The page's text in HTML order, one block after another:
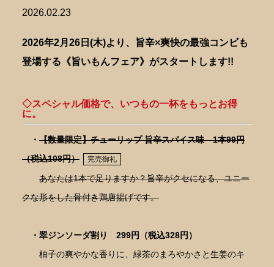
2026.02.23
2026年2月26日(木)より、旨辛×爽快の最強コンビも
登場する《旨いもんフェア》がスタートします!!
◇スペシャル価格で、いつもの一杯をもっとお得
に。
・ 【数量限定】チューリップ 旨辛スパイス味 1本99円
（税込108円）
完売御礼
あなたは1本で足りますか？旨辛がクセになる、ユニー
クな形をした骨付き鶏唐揚げです。
・翠ジンソーダ割り 299円（税込328円）
柚子の爽やかな香りに、緑茶のまろやかさと生姜のキ